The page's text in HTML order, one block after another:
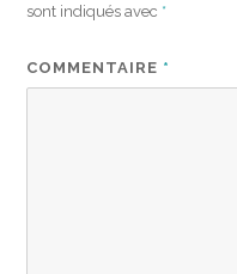
sont indiqués avec *
COMMENTAIRE *